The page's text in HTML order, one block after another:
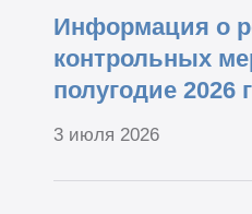
Информация о
контрольных
полугодие 2026
3 июля 2026